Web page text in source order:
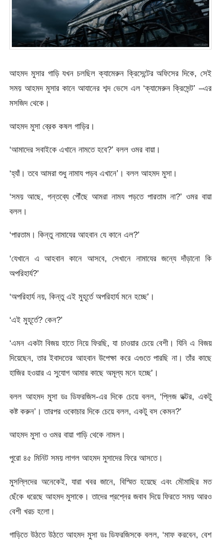
আহমদ মুসার গাড়ি যখন চলছিল ক্যামেরুন ক্রিসেন্টের অফিসের দিকে, সেই
সময় আহমদ মুসার কানে আযানের শব্দ ভেসে এল ‘ক্যামেরুন ক্রিসেন্ট’ –এর
মসজিদ থেকে।
আহমদ মুসা ব্রেক কষল গাড়ির।
‘আমাদের সবাইকে এখানে নামতে হবে?’ বলল ওমর বায়া।
‘হ্যাঁ। তবে আমরা শুধু নামায পড়ব এখানে’। বলল আহমদ মুসা।
‘সময় আছে, গন্তব্যে পৌঁছে আমরা নাময পড়তে পারতাম না?’ ওমর বায়া
বলল।
‘পারতাম। কিন্তু নামাযের আহবান যে কানে এল?’
‘যেখানে এ আহবান কানে আসবে, সেখানে নামাযের জন্যে দাঁড়ানো কি
অপরিহার্য?’
‘অপরিহার্য নয়, কিন্তু এই মুহূর্তে অপরিহার্য মনে হচ্ছে’।
‘এই মুহূর্তে? কেন?’
‘এমন একটা বিজয় হাতে নিয়ে ফিরছি, যা চাওয়ার চেয়ে বেশী। যিনি এ বিজয়
দিয়েছেন, তার ইবাদতের আহবান উপেক্ষা করে এগুতে পারছি না। তাঁর কাছে
হাজির হওয়ার এ সুযোগ আমার কাছে অমূল্য মনে হচ্ছে’।
বলল আহমদ মুসা ডঃ ডিফরজিস-এর দিকে চেয়ে বলল, ‘প্লিজ ডক্টর, একটু
কষ্ট করুন’। তারপর ওকোচার দিকে চেয়ে বলল, একটু বস কেমন?’
আহমদ মুসা ও ওমর বায়া গাড়ি থেকে নামল।
পুরো ৪৫ মিনিট সময় লাগল আহমদ মুসাদের ফিরে আসতে।
মুসল্লিদের অনেকেই, যারা খবর জানে, বিস্মিত হয়েছে এবং মৌমাছির মত
ছেঁকে ধরেছে আহমদ মুসাকে। তাদের প্রশ্নের জবাব দিয়ে ফিরতে সময় আরও
বেশী খরচ হলো।
গাড়িতে উঠতে উঠতে আহমদ মুসা ডঃ ডিফরজিসকে বলল, ‘মাফ করবেন, বেশ